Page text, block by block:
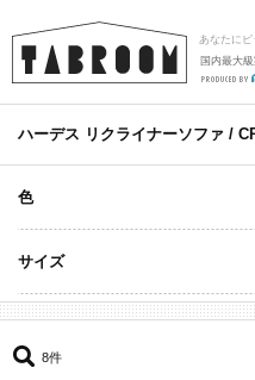
あなたにピ
国内最大
ハーデス リクライナーソファ /
色
サイズ
8件